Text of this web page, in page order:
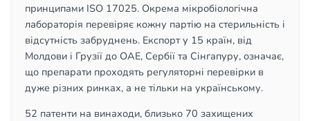
принципами ISO 17025. Окрема мікробіологічна
лабораторія перевіряє кожну партію на стерильність і
відсутність забруднень. Експорт у 15 країн, від
Молдови і Грузії до ОАЕ, Сербії та Сінгапуру, означає,
що препарати проходять регуляторні перевірки в
дуже різних ринках, а не тільки на українському.
52 патенти на винаходи, близько 70 захищених